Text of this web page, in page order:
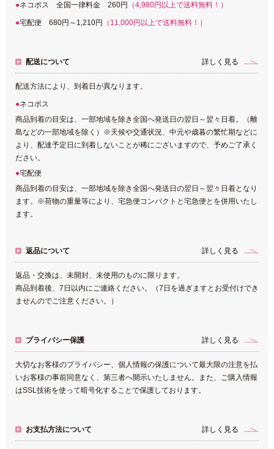
ネコポス 全国一律料金 260円 （4,980円以上で送料無料！）
宅配便 680円～1,210円 （11,000円以上で送料無料！）
配送について 詳しく見る
配送方法により、到着日が異なります。
ネコポス
商品到着の目安は、一部地域を除き全国へ発送日の翌日～翌々日着。（離
島などの一部地域を除く）※天候や交通状況、中元や歳暮の繁忙期などに
より、配達予定日に到着しないことが稀にございますので、予めご了承く
ださい。
宅配便
商品到着の目安は、一部地域を除き全国へ発送日の翌日～翌々日着となり
ます。※荷物の重量等により、宅急便コンパクトと宅急便とを併用いたし
ます。
返品について 詳しく見る
返品・交換は、未開封、未使用のものに限ります。
商品到着後、7日以内にご連絡ください。（7日を過ぎますとお受付けでき
ませんのでご注意ください。）
プライバシー保護 詳しく見る
大切なお客様のプライバシー、個人情報の保護について最大限の注意を払
いお客様の事前同意なく、第三者へ開示いたしません。また、ご購入情報
はSSL技術を使って暗号化することで保護しております。
お支払方法について 詳しく見る